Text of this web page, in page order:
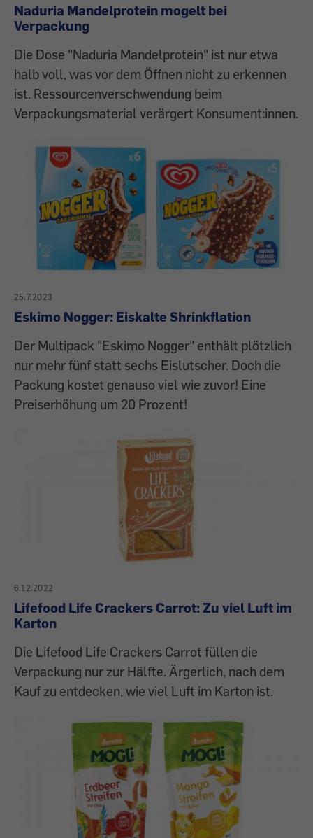
Naduria Mandelprotein mogelt bei
Verpackung
Die Dose "Naduria Mandelprotein" ist nur etwa
halb voll, was vor dem Öffnen nicht zu erkennen
ist. Ressourcenverschwendung beim
Verpackungsmaterial verärgert Konsument:innen.
25.7.2023
Eskimo Nogger: Eiskalte Shrinkflation
Der Multipack "Eskimo Nogger" enthält plötzlich
nur mehr fünf statt sechs Eislutscher. Doch die
Packung kostet genauso viel wie zuvor! Eine
Preiserhöhung um 20 Prozent!
6.12.2022
Lifefood Life Crackers Carrot: Zu viel Luft im
Karton
Die Lifefood Life Crackers Carrot füllen die
Verpackung nur zur Hälfte. Ärgerlich, nach dem
Kauf zu entdecken, wie viel Luft im Karton ist.